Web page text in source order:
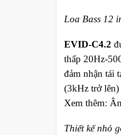
Loa Bass 12
EVID-C4.2
thấp 20Hz-
đảm nhận tái
(3kHz trở lên)
Xem thêm:
Thiết kế nhỏ